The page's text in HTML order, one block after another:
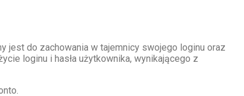
jest do zachowania w tajemnicy swojego loginu oraz
loginu i hasła użytkownika, wynikającego z